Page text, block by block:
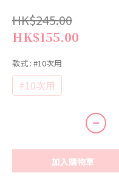
HK$245.00
HK$155.00
款式 : #10次用
#10次用
加入購物車